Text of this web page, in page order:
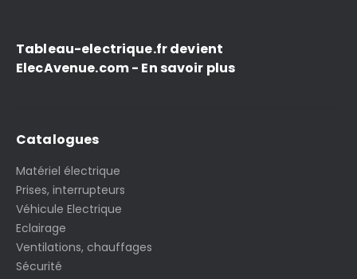
Tableau-electrique.fr devient
ElecAvenue.com - En savoir plus
Catalogues
Matériel électrique
Prises, interrupteurs
Véhicule Electrique
Eclairage
Ventilations, chauffages
Sécurité